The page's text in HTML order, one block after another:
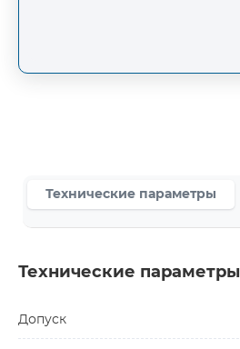
Технические параметры
Технические параметры
Допуск